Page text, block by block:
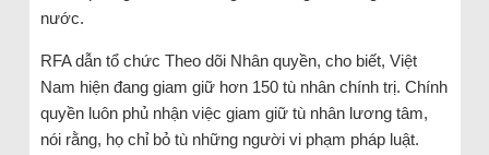
nước.
RFA dẫn tổ chức Theo dõi Nhân quyền, cho biết, Việt
Nam hiện đang giam giữ hơn 150 tù nhân chính trị. Chính
quyền luôn phủ nhận việc giam giữ tù nhân lương tâm,
nói rằng, họ chỉ bỏ tù những người vi phạm pháp luật.